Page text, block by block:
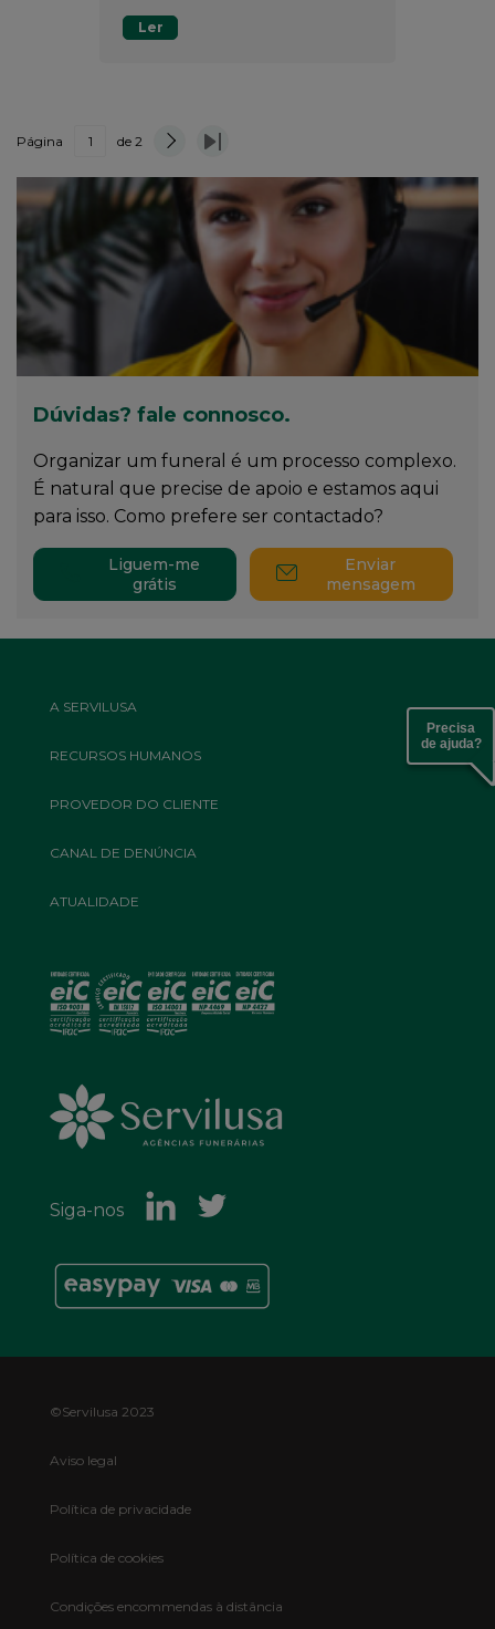
Ler
Página
Página
1 de 2
Próxima
página
Última
página
Precisa
de ajuda?
Dúvidas? fale connosco.
Organizar um funeral é um processo complexo.
É natural que precise de apoio e estamos aqui
para isso. Como prefere ser contactado?
Liguem-me
grátis
Enviar
mensagem
Top
A SERVILUSA
RECURSOS HUMANOS
PROVEDOR DO CLIENTE
CANAL DE DENÚNCIA
ATUALIDADE
Siga-nos
Bottom
©Servilusa 2023
Aviso legal
Política de privacidade
Política de cookies
Condições encommendas à distância